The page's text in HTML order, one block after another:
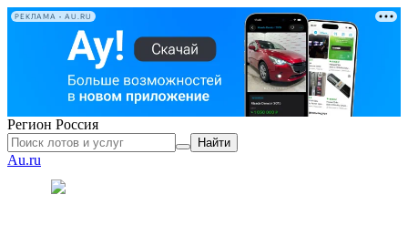
РЕКЛАМА • AU.RU
Регион Россия
Найти
Au.ru